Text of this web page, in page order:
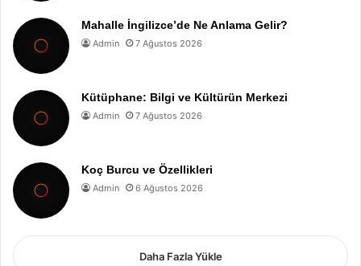
Mahalle İngilizce’de Ne Anlama Gelir?
Admin 7 Ağustos 2026
Kütüphane: Bilgi ve Kültürün Merkezi
Admin 7 Ağustos 2026
Koç Burcu ve Özellikleri
Admin 6 Ağustos 2026
Daha Fazla Yükle